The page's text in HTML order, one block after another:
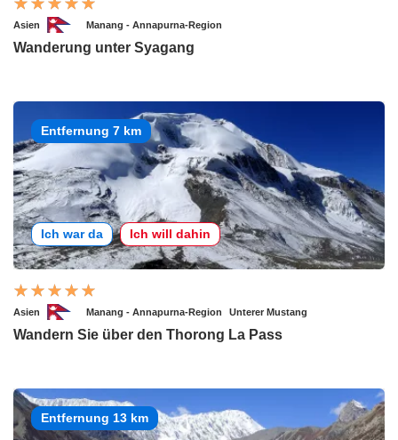
Asien Manang - Annapurna-Region
Wanderung unter Syagang
Entfernung 7 km
Ich war da Ich will dahin
Asien Manang - Annapurna-Region Unterer Mustang
Wandern Sie über den Thorong La Pass
Entfernung 13 km